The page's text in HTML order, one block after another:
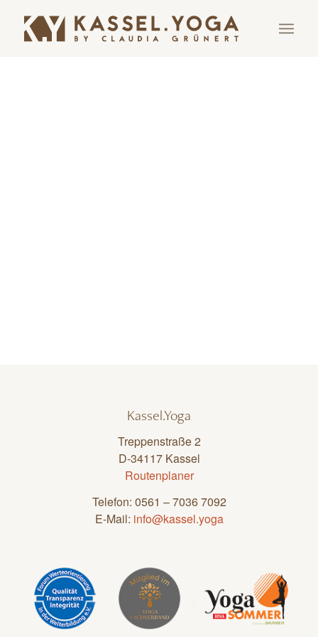
Kassel.Yoga
Treppenstraße 2
D-34117 Kassel
Routenplaner
Telefon: 0561 – 7036 7092
E-Mail: info@kassel.yoga